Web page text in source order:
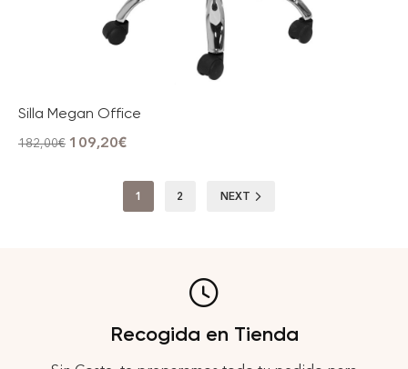
Silla Megan Office
182,00€ 109,20€
1 2 NEXT
Recogida en Tienda